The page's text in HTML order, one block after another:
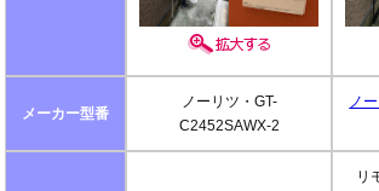
メーカー型番
ノーリツ・GT-
C2452SAWX-2
ノ
リ